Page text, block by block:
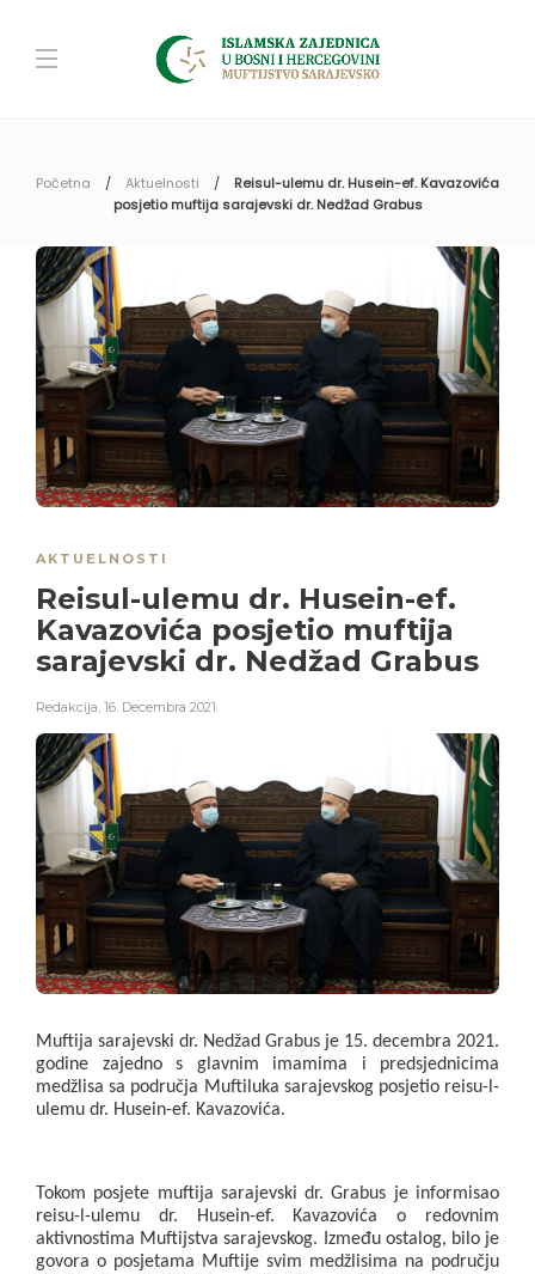
Početna Aktuelnosti
Reisul-ulemu dr. Husein-ef. Kavazovića
posjetio muftija sarajevski dr. Nedžad Grabus
AKTUELNOSTI
Reisul-ulemu dr. Husein-ef.
Kavazovića posjetio muftija
sarajevski dr. Nedžad Grabus
Redakcija, 16. Decembra 2021.
Muftija sarajevski dr. Nedžad Grabus je 15. decembra 2021.
godine zajedno s glavnim imamima i predsjednicima
medžlisa sa područja Muftiluka sarajevskog posjetio reisu-l-
ulemu dr. Husein-ef. Kavazovića.
Tokom posjete muftija sarajevski dr. Grabus je informisao
reisu-l-ulemu dr. Husein-ef. Kavazovića o redovnim
aktivnostima Muftijstva sarajevskog. Između ostalog, bilo je
govora o posjetama Muftije svim medžlisima na području